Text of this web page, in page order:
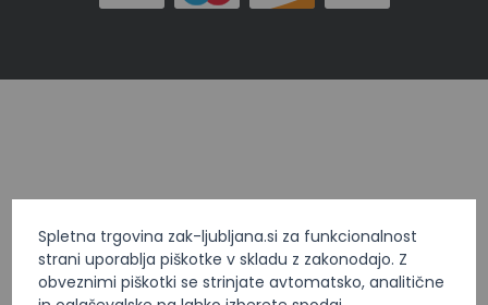
Spletna trgovina zak-ljubljana.si za funkcionalnost
strani uporablja piškotke v skladu z zakonodajo. Z
obveznimi piškotki se strinjate avtomatsko, analitične